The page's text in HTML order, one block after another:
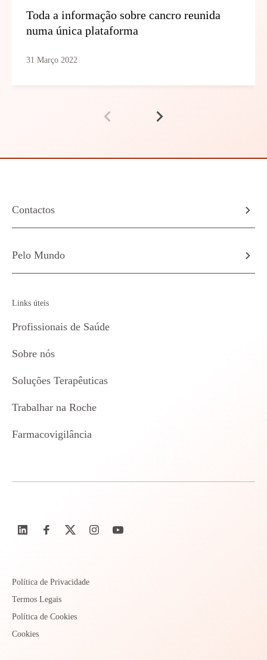
Toda a informação sobre cancro reunida
numa única plataforma
31 Março 2022
Contactos
Pelo Mundo
Links úteis
Profissionais de Saúde
Sobre nós
Soluções Terapêuticas
Trabalhar na Roche
Farmacovigilância
Política de Privacidade
Termos Legais
Política de Cookies
Cookies